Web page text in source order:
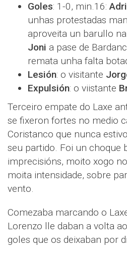
Goles: 1-0, min.16:
unhas protestadas
aproveita un barullo
Joni a pase de
remata unha falta
Lesión: o visitante
Expulsión: o viistante
Terceiro empate do Laxe
se fixeron fortes no medio
Coristanco que nunca
seu partido. Foi un choque
imprecisións, moito xogo
moita intensidade, sobre
vento.
Comezaba marcando o
Lorenzo lle daban a volta
goles que os deixaban por